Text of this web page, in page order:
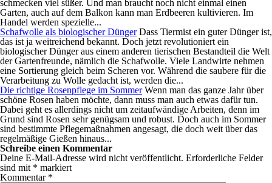
schmecken viel süßer. Und man braucht noch nicht einmal einen
Garten, auch auf dem Balkon kann man Erdbeeren kultivieren. Im
Handel werden spezielle...
Schafwolle als biologischer Dünger Dass Tiermist ein guter Dünger ist,
das ist ja weitreichend bekannt. Doch jetzt revolutioniert ein
biologischer Dünger aus einem anderen tierischen Bestandteil die Welt
der Gartenfreunde, nämlich die Schafwolle. Viele Landwirte nehmen
eine Sortierung gleich beim Scheren vor. Während die saubere für die
Verarbeitung zu Wolle gedacht ist, werden die...
Die richtige Rosenpflege im Sommer Wenn man das ganze Jahr über
schöne Rosen haben möchte, dann muss man auch etwas dafür tun.
Dabei geht es allerdings nicht um zeitaufwändige Arbeiten, denn im
Grund sind Rosen sehr genügsam und robust. Doch auch im Sommer
sind bestimmte Pflegemaßnahmen angesagt, die doch weit über das
regelmäßige Gießen hinaus...
Schreibe einen Kommentar
Deine E-Mail-Adresse wird nicht veröffentlicht. Erforderliche Felder
sind mit * markiert
Kommentar *